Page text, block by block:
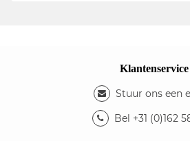
Klantenservice
Stuur ons een
Bel +31 (0)162